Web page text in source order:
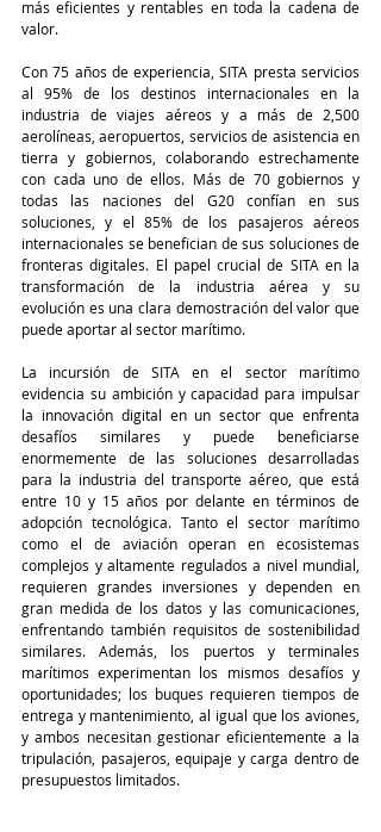
más eficientes y rentables en toda la cadena de
valor.
Con 75 años de experiencia, SITA presta servicios
al 95% de los destinos internacionales en la
industria de viajes aéreos y a más de 2,500
aerolíneas, aeropuertos, servicios de asistencia en
tierra y gobiernos, colaborando estrechamente
con cada uno de ellos. Más de 70 gobiernos y
todas las naciones del G20 confían en sus
soluciones, y el 85% de los pasajeros aéreos
internacionales se benefician de sus soluciones de
fronteras digitales. El papel crucial de SITA en la
transformación de la industria aérea y su
evolución es una clara demostración del valor que
puede aportar al sector marítimo.
La incursión de SITA en el sector marítimo
evidencia su ambición y capacidad para impulsar
la innovación digital en un sector que enfrenta
desafíos similares y puede beneficiarse
enormemente de las soluciones desarrolladas
para la industria del transporte aéreo, que está
entre 10 y 15 años por delante en términos de
adopción tecnológica. Tanto el sector marítimo
como el de aviación operan en ecosistemas
complejos y altamente regulados a nivel mundial,
requieren grandes inversiones y dependen en
gran medida de los datos y las comunicaciones,
enfrentando también requisitos de sostenibilidad
similares. Además, los puertos y terminales
marítimos experimentan los mismos desafíos y
oportunidades; los buques requieren tiempos de
entrega y mantenimiento, al igual que los aviones,
y ambos necesitan gestionar eficientemente a la
tripulación, pasajeros, equipaje y carga dentro de
presupuestos limitados.